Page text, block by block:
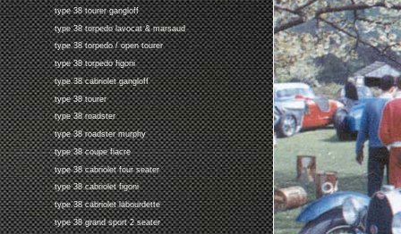
type 38 tourer gangloff
type 38 torpedo lavocat & marsaud
type 38 torpedo / open tourer
type 38 torpedo figoni
type 38 cabriolet gangloff
type 38 tourer
type 38 roadster
type 38 roadster murphy
type 38 coupe fiacre
type 38 cabriolet four seater
type 38 cabriolet figoni
type 38 cabriolet labourdette
type 38 grand sport 2 seater